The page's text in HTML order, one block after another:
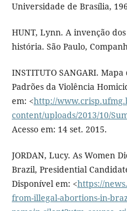
Universidade de Brasília,
HUNT, Lynn. A invenção
história. São Paulo,
INSTITUTO SANGARI.
Padrões da Violência
em: <http://
content/uploads/2013/10/
Acesso em: 14 set. 2015.
JORDAN, Lucy. As Women
Brazil, Presidential
Disponível em: <https://
from-illegal-abortions-in-